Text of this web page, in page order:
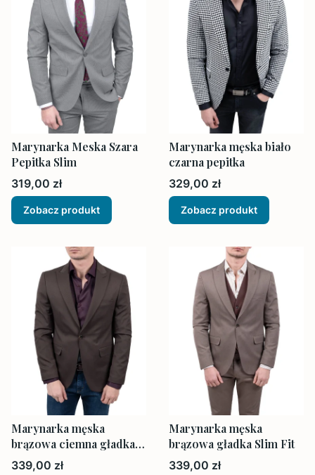
Marynarka Meska Szara
Pepitka Slim
Cena
319,00 zł
Zobacz produkt
Marynarka męska biało
czarna pepitka
Cena
329,00 zł
Zobacz produkt
Marynarka męska
brązowa ciemna gładka
Slim Fit
Cena
339,00 zł
Marynarka męska
brązowa gładka Slim Fit
Cena
339,00 zł